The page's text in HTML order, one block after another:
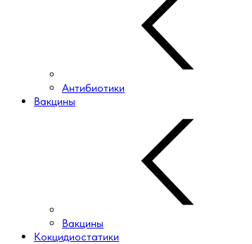
Антибиотики
Вакцины
Вакцины
Кокцидиостатики